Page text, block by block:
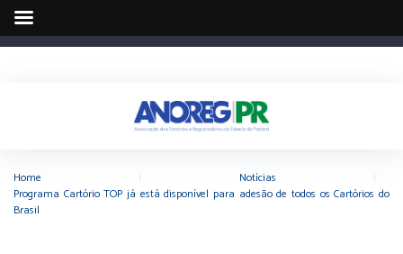
Home Notícias
Programa Cartório TOP já está disponível para adesão de todos os Cartórios do
Brasil